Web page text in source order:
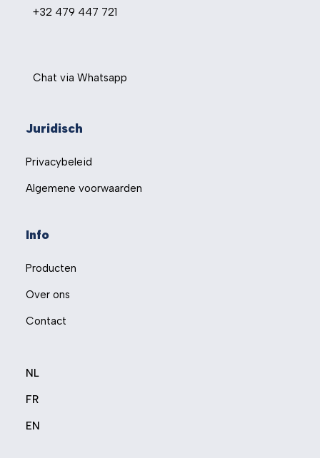
+32 479 447 721
Chat via Whatsapp
Juridisch
Privacybeleid
Algemene voorwaarden
Info
Producten
Over ons
Contact
NL
FR
EN